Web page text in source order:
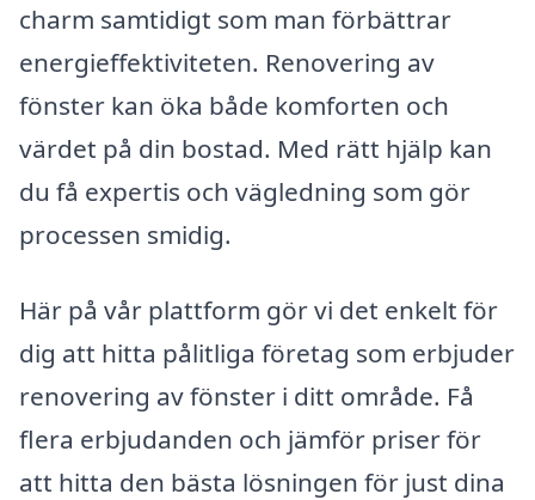
charm samtidigt som man förbättrar
energieffektiviteten. Renovering av
fönster kan öka både komforten och
värdet på din bostad. Med rätt hjälp kan
du få expertis och vägledning som gör
processen smidig.
Här på vår plattform gör vi det enkelt för
dig att hitta pålitliga företag som erbjuder
renovering av fönster i ditt område. Få
flera erbjudanden och jämför priser för
att hitta den bästa lösningen för just dina